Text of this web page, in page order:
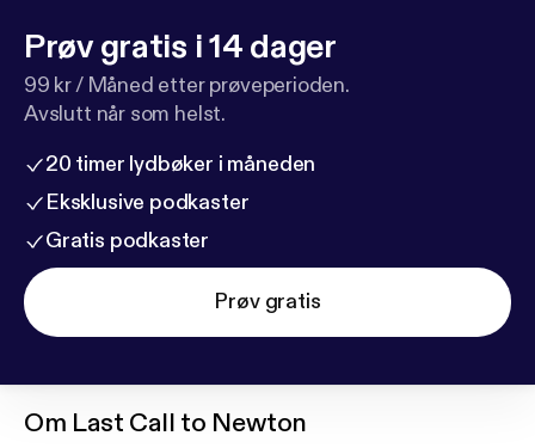
Prøv gratis i 14 dager
99 kr / Måned etter prøveperioden.
Avslutt når som helst.
20 timer lydbøker i måneden
Eksklusive podkaster
Gratis podkaster
Prøv gratis
Om Last Call to Newton